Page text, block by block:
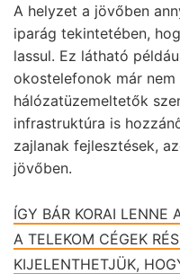
A helyzet a jövőben
iparág tekintetében,
lassul. Ez látható
okostelefonok már
hálózatüzemeltetők
infrastruktúra is
zajlanak fejlesztések,
jövőben.
ÍGY BÁR KORAI LENNE
A TELEKOM CÉGEK
KIJELENTHETJÜK,